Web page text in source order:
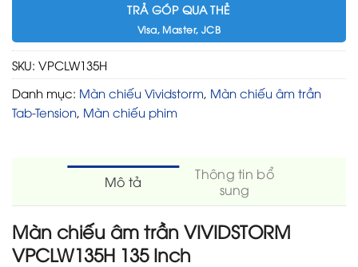
TRẢ GÓP QUA THẺ
Visa, Master, JCB
SKU: VPCLW135H
Danh mục: Màn chiếu Vividstorm Màn chiếu âm trần
Tab-Tension Màn chiếu phim
Mô tả
Thông tin bổ
sung
Màn chiếu âm trần VIVIDSTORM
VPCLW135H 135 Inch